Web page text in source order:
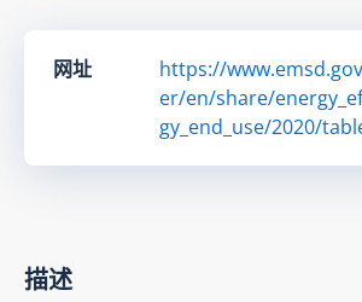
网址
https://
er/en/share/
gy_end_use/2020/
描述